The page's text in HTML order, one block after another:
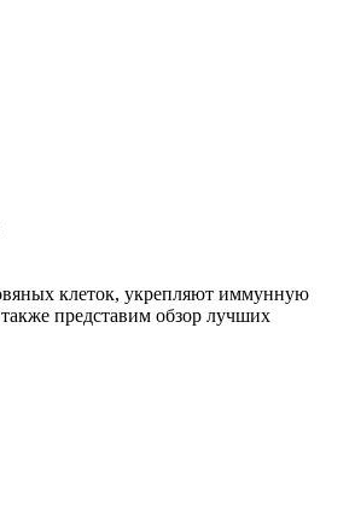
клеток, укрепляют иммунную
представим обзор лучших